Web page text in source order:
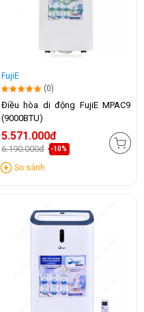
FujiE
(0)
Điều hòa di động FujiE MPAC9
(9000BTU)
5.571.000đ
6.190.000đ -10%
So sánh